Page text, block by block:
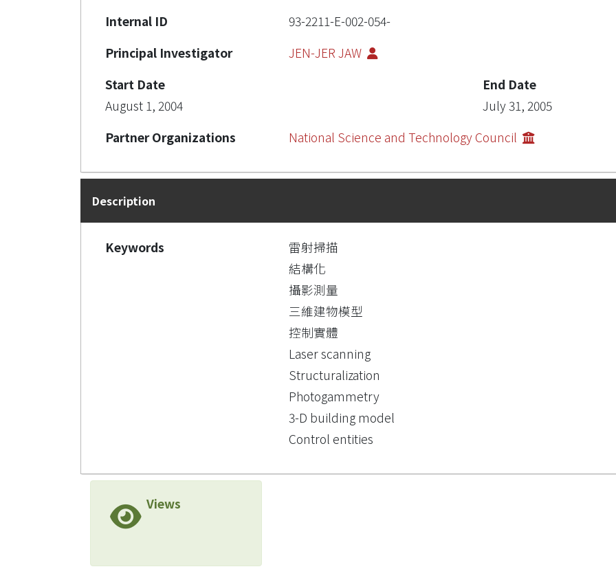
Internal ID
93-2211-E-002-054-
Principal Investigator
JEN-JER JAW
Start Date
August 1, 2004
End Date
July 31, 2005
Partner Organizations
National Science and Technology Council
Description
Keywords
雷射掃描
結構化
攝影測量
三維建物模型
控制實體
Laser scanning
Structuralization
Photogammetry
3-D building model
Control entities
Views